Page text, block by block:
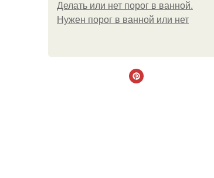
Делать или нет порог в ванной.
Нужен порог в ванной или нет